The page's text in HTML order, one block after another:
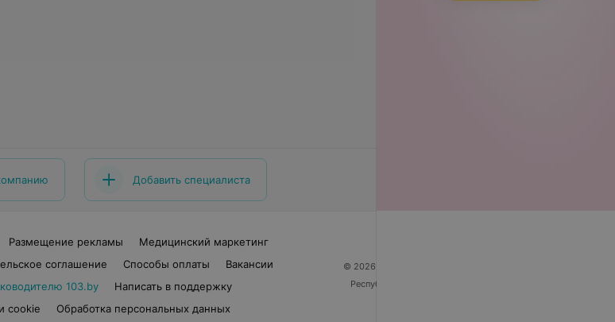
Добавить специалиста
Размещение рекламы
Медицинский маркетинг
соглашение Способы оплаты
Вакансии
103.by
Написать в поддержку
cookie
Обработка персональных данных
© 2026 ООО «Артокс Лаб», УНП 191700409
Республика Беларусь, г. Минск, улица Толбухина, 2,